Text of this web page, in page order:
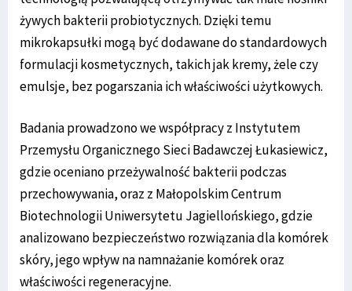
żywych bakterii probiotycznych. Dzięki temu
mikrokapsułki mogą być dodawane do standardowych
formulacji kosmetycznych, takich jak kremy, żele czy
emulsje, bez pogarszania ich właściwości użytkowych.
Badania prowadzono we współpracy z Instytutem
Przemysłu Organicznego Sieci Badawczej Łukasiewicz,
gdzie oceniano przeżywalność bakterii podczas
przechowywania, oraz z Małopolskim Centrum
Biotechnologii Uniwersytetu Jagiellońskiego, gdzie
analizowano bezpieczeństwo rozwiązania dla komórek
skóry, jego wpływ na namnażanie komórek oraz
właściwości regeneracyjne.